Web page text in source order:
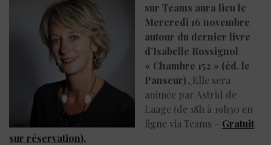
sur Teams aura lieu le
Mercredi 16 novembre
autour du dernier livre
d’Isabelle Rossignol
« Chambre 152 » (éd. le
Panseur). Elle sera
animée par Astrid de
Laage (de 18h à 19h30 en
ligne via Teams – Gratuit
sur réservation).